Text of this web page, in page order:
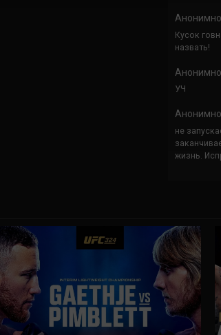
Анонимно
Кусок
назвать!
Анонимно
УЧ
Анонимно
не
жизнь.